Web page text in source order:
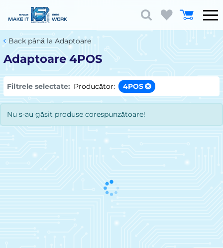
Back până la Adaptoare
Adaptoare 4POS
Filtrele selectate: Producător: 4POS
Nu s-au găsit produse corespunzătoare!